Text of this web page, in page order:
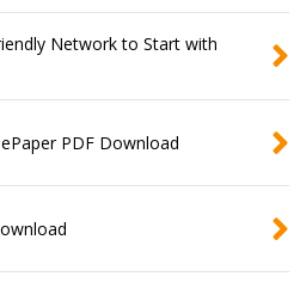
Network to Start with
PDF Download